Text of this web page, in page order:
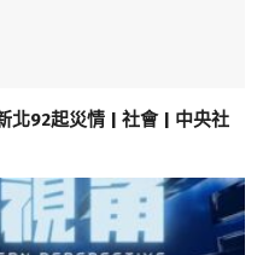
北92起災情 | 社會 | 中央社